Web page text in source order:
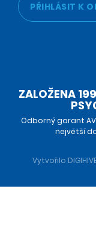
PŘIHLÁSIT K
ZALOŽENA
Odborný garant
největší
Vytvořilo